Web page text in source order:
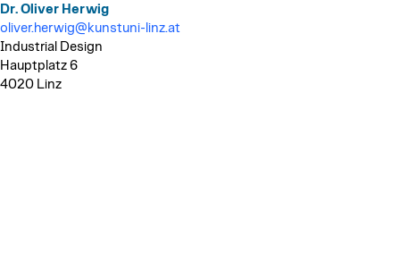
Dr. Oliver Herwig
oliver.herwig@kunstuni-linz.at
Industrial Design
Hauptplatz 6
4020 Linz